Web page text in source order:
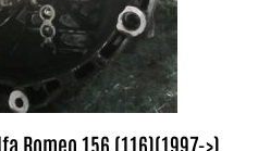
Romeo 156 (116)(1997->)